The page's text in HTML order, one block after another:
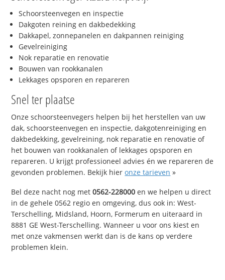
Schoorsteenvegen en inspectie
Dakgoten reining en dakbedekking
Dakkapel, zonnepanelen en dakpannen reiniging
Gevelreiniging
Nok reparatie en renovatie
Bouwen van rookkanalen
Lekkages opsporen en repareren
Snel ter plaatse
Onze schoorsteenvegers helpen bij het herstellen van uw
dak, schoorsteenvegen en inspectie, dakgotenreiniging en
dakbedekking, gevelreining, nok reparatie en renovatie of
het bouwen van rookkanalen of lekkages opsporen en
repareren. U krijgt professioneel advies én we repareren de
gevonden problemen. Bekijk hieronze tarieven »
Bel deze nacht nog met0562-228000 en we helpen u direct
in de gehele 0562 regio en omgeving, dus ook in: West-
Terschelling, Midsland, Hoorn, Formerum en uiteraard in
8881 GE West-Terschelling. Wanneer u voor ons kiest en
met onze vakmensen werkt dan is de kans op verdere
problemen klein.